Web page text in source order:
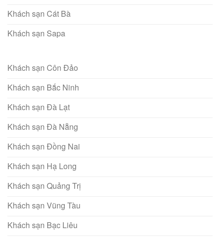
Khách sạn Cát Bà
Khách sạn Sapa
Khách sạn Côn Đảo
Khách sạn Bắc Ninh
Khách sạn Đà Lạt
Khách sạn Đà Nẵng
Khách sạn Đồng Nai
Khách sạn Hạ Long
Khách sạn Quảng Trị
Khách sạn Vũng Tàu
Khách sạn Bạc Liêu